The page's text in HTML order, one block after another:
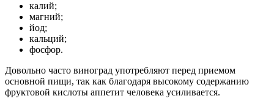
калий;
магний;
йод;
кальций;
фосфор.
Довольно часто виноград употребляют перед приемом
основной пищи, так как благодаря высокому содержанию
фруктовой кислоты аппетит человека усиливается.